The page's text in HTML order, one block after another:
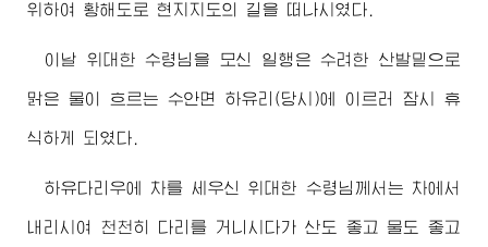
위하여 황해도로 현지지도의 길을 떠나시였다.
이날 위대한 수령님을 모신 일행은 수려한 산발밑으로
맑은 물이 흐르는 수안면 하유리(당시)에 이르러 잠시 휴
식하게 되였다.
하유다리우에 차를 세우신위대한 수령님께서 는 차에서
내리시여 천천히 다리를 거니시다가 산도 좋고 물도 좋고